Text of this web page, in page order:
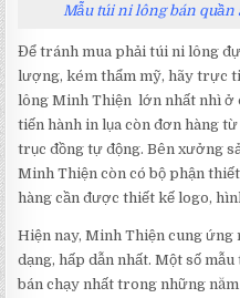
Mẫu túi ni lông bán quần
Để tránh mua phải túi ni lông
lượng, kém thẩm mỹ, hãy trực
lông Minh Thiện lớn nhất nhì ở
tiến hành in lụa còn đơn hàng
trục đồng tự động. Bên xưởng
Minh Thiện còn có bộ phận
hàng cần được thiết kế logo,
Hiện nay, Minh Thiện cung
dạng, hấp dẫn nhất. Một số
bán chạy nhất trong những